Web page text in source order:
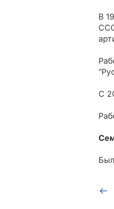
В
С